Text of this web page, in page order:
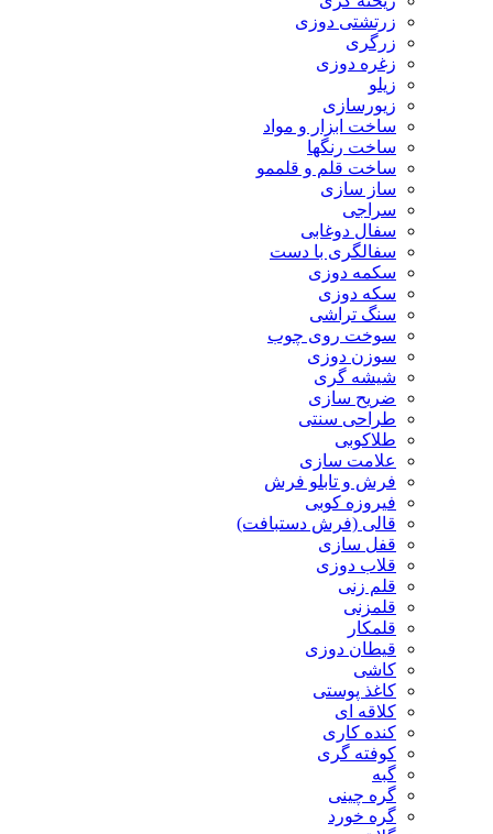
زرتشتی دوزی
زرگری
زغره دوزی
زیلو
زیورسازی
ساخت ابزار و مواد
ساخت رنگها
ساخت قلم و قلممو
ساز سازی
سراجی
سفال دوغابی
سفالگری با دست
سکمه دوزی
سکه دوزی
سنگ تراشی
سوخت روی چوب
سوزن دوزی
شیشه گری
ضریح سازی
طراحی سنتی
طلاکوبی
علامت سازی
فرش و تابلو فرش
فیروزه کوبی
قالی (فرش دستبافت)
قفل سازی
قلاب دوزی
قلم زنی
قلمزنی
قلمکار
قیطان دوزی
کاشی
کاغذ پوستی
کلاقه ای
کنده کاری
کوفته گری
گبه
گره چینی
گره خورد